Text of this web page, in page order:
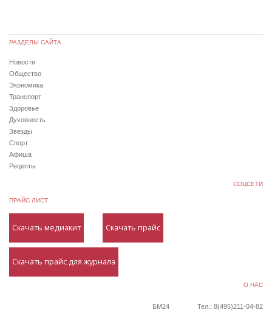
РАЗДЕЛЫ САЙТА
Новости
Общество
Экономика
Транспорт
Здоровье
Духовность
Звезды
Спорт
Афиша
Рецепты
СОЦСЕТИ
ПРАЙС ЛИСТ
Скачать медиакит Скачать прайс
Скачать прайс для журнала
О НАС
БМ24 Тел.: 8(495)211-04-82